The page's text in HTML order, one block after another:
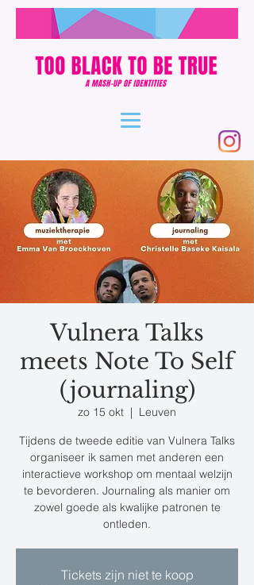
Vulnera Talks
meets Note To Self
(journaling)
zo 15 okt
  |
Leuven
Tijdens de tweede editie van Vulnera Talks
organiseer ik samen met anderen een
interactieve workshop om mentaal welzijn
te bevorderen. Journaling als manier om
zowel goede als kwalijke patronen te
ontleden.
Tickets zijn niet te koop